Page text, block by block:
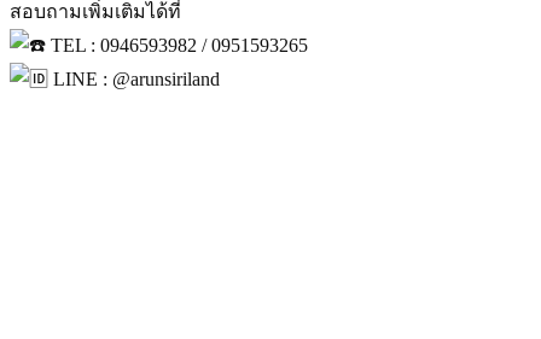
สอบถามเพิ่มเติมได้ที่
TEL : 0946593982 / 0951593265
LINE : @arunsiriland